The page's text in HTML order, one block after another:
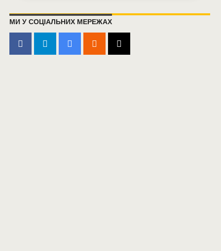
МИ У СОЦІАЛЬНИХ МЕРЕЖАХ